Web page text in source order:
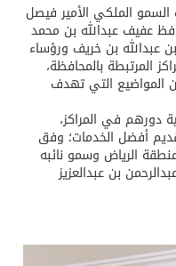
الملكي الأمير فيصل
عفيف عبدالله بن محمد
عبدالله بن خريف ورؤساء
المرتبطة بالمحافظة،
المواضيع التي تهدف
دورهم في المراكز،
أفضل الخدمات؛ وفق
الرياض وسمو نائبه
بن عبدالعزيز